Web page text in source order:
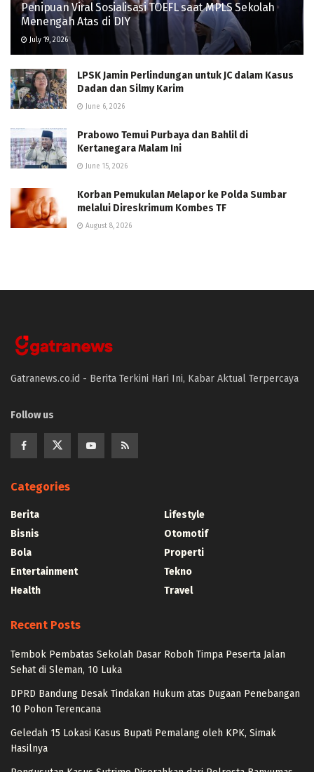
Penipuan Viral Sosialisasi TOEFL saat MPLS Sekolah
Menengah Atas di DIY
July 19, 2026
LPSK Jamin Perlindungan untuk JC dalam Kasus
Dadan dan Silmy Karim
June 6, 2026
Prabowo Temui Purbaya dan Bahlil di
Kertanegara Malam Ini
June 15, 2026
Korban Pemukulan Melapor ke Polda Sumbar
melalui Direskrimum Kombes TF
August 8, 2026
Gatranews.co.id - Berita Terkini Hari Ini, Kabar Aktual Terpercaya
Follow us
Categories
Berita
Bisnis
Bola
Entertainment
Health
Lifestyle
Otomotif
Properti
Tekno
Travel
Recent Posts
Tembok Pembatas Sekolah Dasar Roboh Timpa Peserta Jalan
Sehat di Sleman, 10 Luka
DPRD Bandung Desak Tindakan Hukum atas Dugaan Penebangan
10 Pohon Terencana
Geledah 15 Lokasi Kasus Bupati Pemalang oleh KPK, Simak
Hasilnya